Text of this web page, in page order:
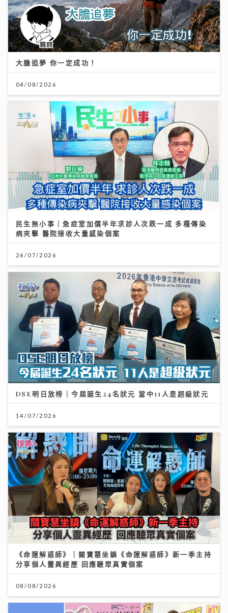
大膽追夢 你一定成功！
04/08/2026
民生無小事｜急症室加價半年求診人次跌一成 多種傳染
病夾擊 醫院接收大量感染個案
26/07/2026
DSE明日放榜｜今屆誕生24名狀元 當中11人是超級狀元
14/07/2026
《命運解惑師》｜關寶慧坐鎮《命運解惑師》新一季主持
分享個人靈異經歷 回應聽眾真實個案
08/08/2026